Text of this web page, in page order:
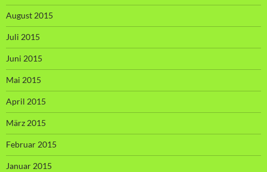
August 2015
Juli 2015
Juni 2015
Mai 2015
April 2015
März 2015
Februar 2015
Januar 2015